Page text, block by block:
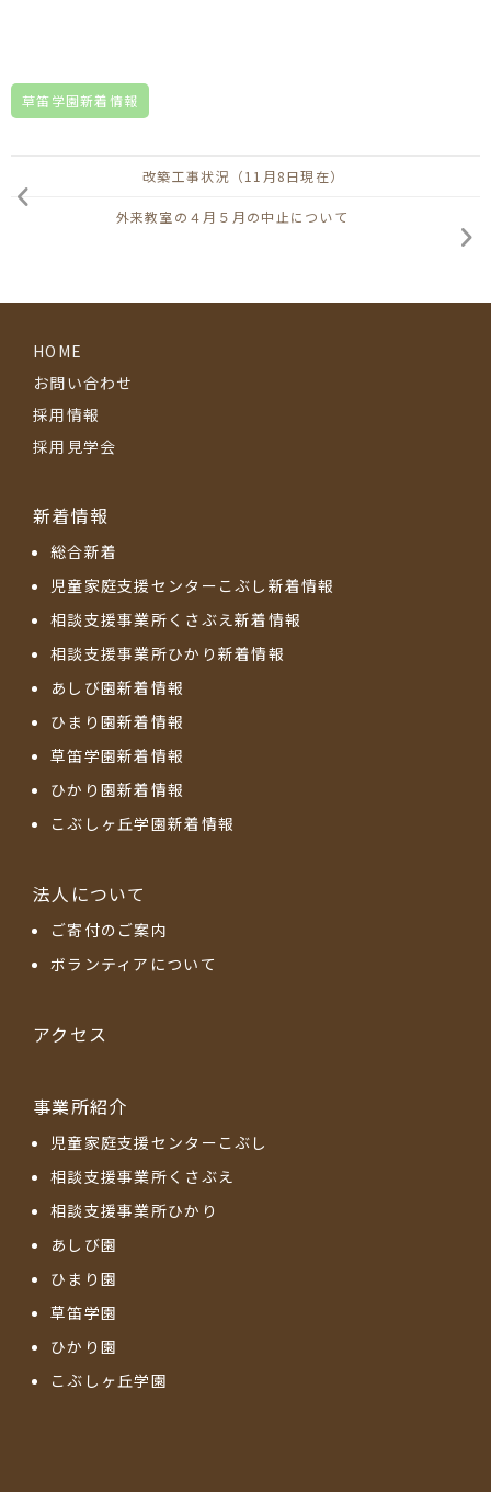
草笛学園新着情報
改築工事状況（11月8日現在）
外来教室の４月５月の中止について
HOME
お問い合わせ
採用情報
採用見学会
新着情報
総合新着
児童家庭支援センターこぶし新着情報
相談支援事業所くさぶえ新着情報
相談支援事業所ひかり新着情報
あしび園新着情報
ひまり園新着情報
草笛学園新着情報
ひかり園新着情報
こぶしヶ丘学園新着情報
法人について
ご寄付のご案内
ボランティアについて
アクセス
事業所紹介
児童家庭支援センターこぶし
相談支援事業所くさぶえ
相談支援事業所ひかり
あしび園
ひまり園
草笛学園
ひかり園
こぶしヶ丘学園